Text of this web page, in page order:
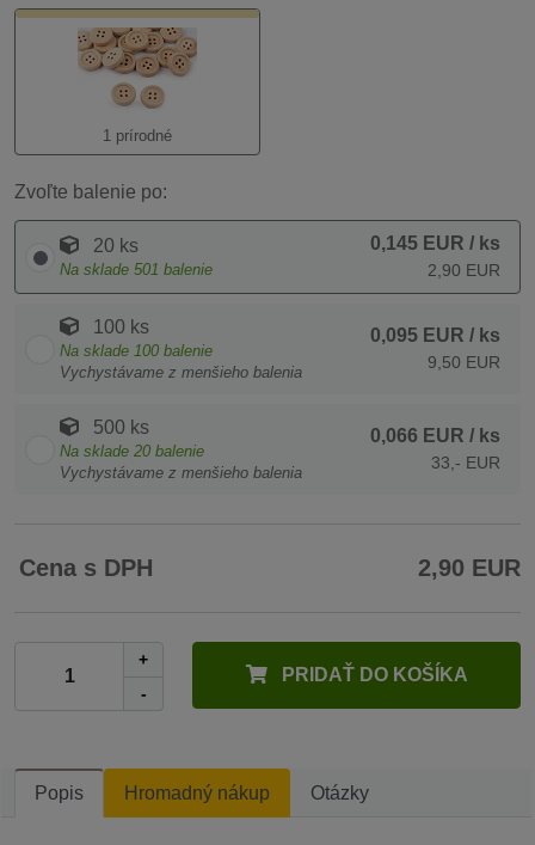
1 prírodné
Zvoľte balenie po:
20 ks
Na sklade 501 balenie
0,145 EUR / ks
2,90 EUR
100 ks
Na sklade 100 balenie
Vychystávame z menšieho balenia
0,095 EUR / ks
9,50 EUR
500 ks
Na sklade 20 balenie
Vychystávame z menšieho balenia
0,066 EUR / ks
33,- EUR
Cena s DPH 2,90 EUR
+
-
PRIDAŤ DO KOŠÍKA
Popis Hromadný nákup Otázky